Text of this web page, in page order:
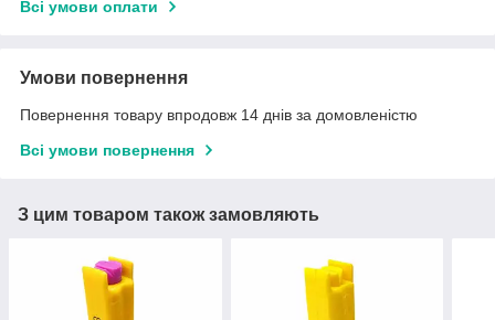
Всі умови оплати
Умови повернення
Повернення товару впродовж 14 днів за домовленістю
Всі умови повернення
З цим товаром також замовляють